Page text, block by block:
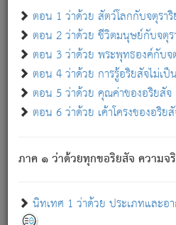
ตอน 1 ว่าด้วย สัตว์โลกกับจตุรา
ตอน 2 ว่าด้วย ชีวิตมนุษย์กับจตุร
ตอน 3 ว่าด้วย พระพุทธองค์กับจ
ตอน 4 ว่าด้วย การรู้อริยสัจไม่เ
ตอน 5 ว่าด้วย คุณค่าของอริยสัจ
ตอน 6 ว่าด้วย เค้าโครงของอริย
ภาค ๑ ว่าด้วยทุกขอริยสัจ ความจ
นิทเทศ 1 ว่าด้วย ประเภทและอ
เขาเพลิดเพลินยิ่งนักในสิ่งใด สิ่
เขากลัวต่อสิ่งใดสิ่งนั้นเป็นทุกข์
พรหมจรรย์นี้ อันบุคคลย่อมประ
ภพ.
สมณะหรือพราหมณ์เหล่าใด ก
มีได้เพราะภพ เรากล่าวว่า สมณะ
มิใช่ผู้หลดพ้นจากภพ.
ภพ ว่ามีได้เพราะวิภพ[2]: เรากล่าว
ปวงนั้น ก็ยังสลัดภพออกไปไม่ได้.
ก็ทุกข์นี้มีขึ้น เพราะอาศัยซึ่งอุปธิ
เพราะความสิ้นไปแห่งอุปาทาน